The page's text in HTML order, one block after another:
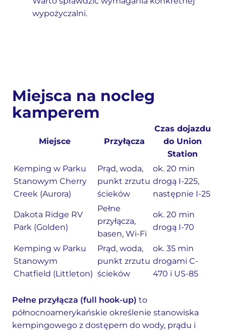
wypożyczalni.
Miejsca na nocleg
kamperem
Miejsce Przyłącza
Czas dojazdu
do Union
Station
Kemping w Parku
Stanowym Cherry
Creek (Aurora)
Prąd, woda,
punkt zrzutu
ścieków
ok. 20 min
drogą I-225,
następnie I-25
Dakota Ridge RV
Park (Golden)
Pełne
przyłącza,
basen, Wi-Fi
ok. 20 min
drogą I-70
Kemping w Parku
Stanowym
Chatfield (Littleton)
Prąd, woda,
punkt zrzutu
ścieków
ok. 35 min
drogami C-
470 i US-85
Pełne przyłącza (full hook-up) to
północnoamerykańskie określenie stanowiska
kempingowego z dostępem do wody, prądu i